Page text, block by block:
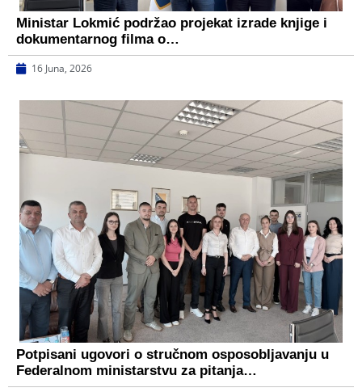
Ministar Lokmić podržao projekat izrade knjige i
dokumentarnog filma o…
16 Juna, 2026
Potpisani ugovori o stručnom osposobljavanju u
Federalnom ministarstvu za pitanja…